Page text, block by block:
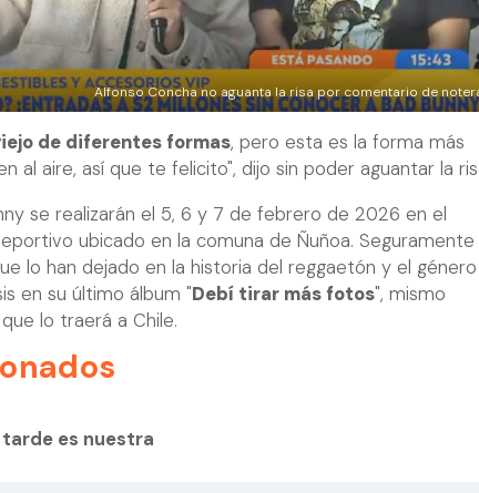
Alfonso Concha no aguanta la risa por comentario de
de diferentes formas, pero esta es la forma más
al aire, así que te felicito", dijo sin poder aguantar la
se realizarán el 5, 6 y 7 de febrero de 2026 en el
ubicado en la comuna de Ñuñoa. Seguramente
lo han dejado en la historia del reggaetón y el género
en su último álbum "Debí tirar más fotos", mismo
lo traerá a Chile.
tarde es nuestra